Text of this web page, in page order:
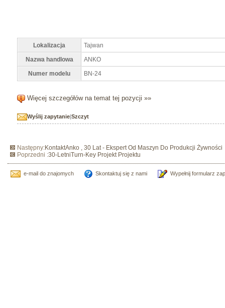
Lokalizacja
Tajwan
Nazwa handlowa
ANKO
Numer modelu
BN-24
Więcej szczegółów na temat tej pozycji »»
Wyślij zapytanie|Szczyt
Następny:KontaktAnko , 30 Lat - Ekspert Od Maszyn Do Produkcji Żywności
Poprzedni :30-LetniTurn-Key Projekt Projektu
e-mail do znajomych Skontaktuj się z nami Wypełnij formularz